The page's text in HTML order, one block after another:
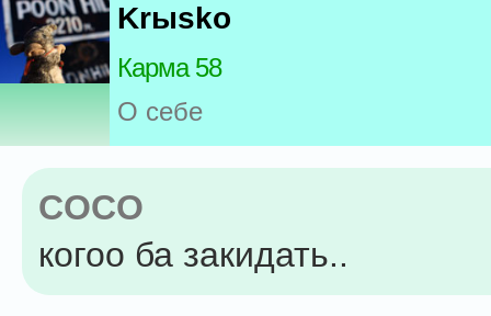
Krыsko
Карма 58
О себе
COCO
когоо ба закидать..